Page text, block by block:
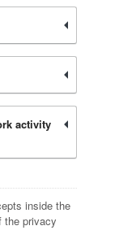
activity
inside the
the privacy